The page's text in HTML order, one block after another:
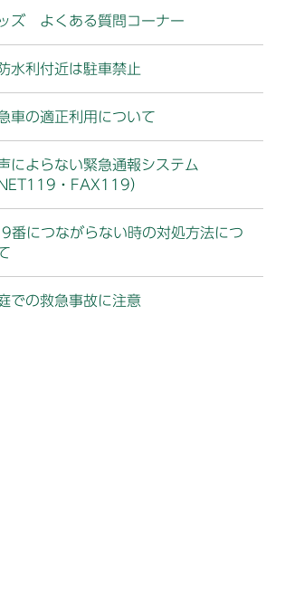
ズ よくある質問コーナー
水利付近は駐車禁止
車の適正利用について
によらない緊急通報システム
NET119・FAX119）
番につながらない時の対処方法につ
での救急事故に注意